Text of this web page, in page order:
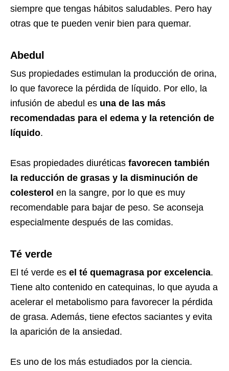
siempre que tengas hábitos saludables. Pero hay
otras que te pueden venir bien para quemar.
Abedul
Sus propiedades estimulan la producción de orina,
lo que favorece la pérdida de líquido. Por ello, la
infusión de abedul es una de las más
recomendadas para el edema y la retención de
líquido.
Esas propiedades diuréticas favorecen también
la reducción de grasas y la disminución de
colesterol en la sangre, por lo que es muy
recomendable para bajar de peso. Se aconseja
especialmente después de las comidas.
Té verde
El té verde es el té quemagrasa por excelencia.
Tiene alto contenido en catequinas, lo que ayuda a
acelerar el metabolismo para favorecer la pérdida
de grasa. Además, tiene efectos saciantes y evita
la aparición de la ansiedad.
Es uno de los más estudiados por la ciencia.